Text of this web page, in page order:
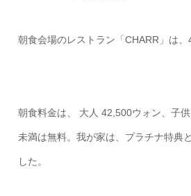
朝食会場のレストラン「CHARR」は、
朝食料金は、 大人 42,500ウォン、子
未満は無料。我が家は、プラチナ特典
した。